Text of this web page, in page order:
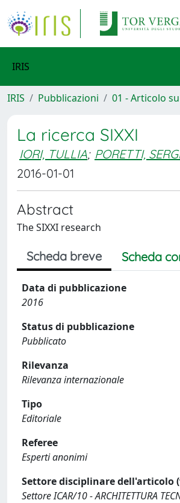
IRIS
IRIS Pubblicazioni 01 - Articolo
La ricerca SIXXI
IORI, TULLIA; PORETTI,
2016-01-01
Abstract
The SIXXI research
Scheda breve Scheda
Data di pubblicazione
2016
Status di pubblicazione
Pubblicato
Rilevanza
Rilevanza internazionale
Tipo
Editoriale
Referee
Esperti anonimi
Settore disciplinare dell'articolo
Settore ICAR/10 - ARCHITETTURA